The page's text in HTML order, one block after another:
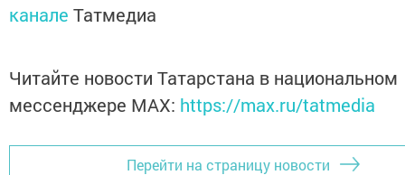
канале Татмедиа
Читайте новости Татарстана в национальном
мессенджере MАХ: https://max.ru/tatmedia
Перейти на страницу новости